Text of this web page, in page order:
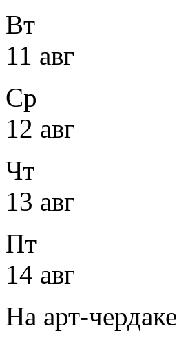
Вт
11 авг
Ср
12 авг
Чт
13 авг
Пт
14 авг
На арт-чердаке